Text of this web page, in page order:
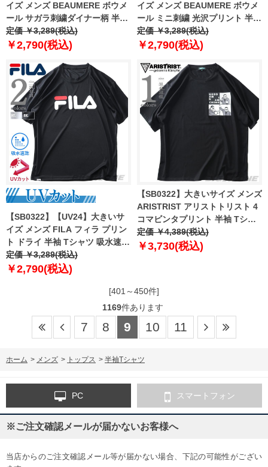
イズ メンズ BEAUMERE ボウメ
ール サガラ刺繍ダイナー柄 半袖
Tシャツ 吸水速乾 UVカット
12425072
定価 ￥3,289(税込)
￥2,790(税込)
イズ メンズ BEAUMERE ボウメ
ール ミニ刺繍 光沢プリント 半袖
Tシャツ 吸水速乾 UVカット
12425069
定価 ￥3,289(税込)
￥2,790(税込)
【SB0322】【UV24】大きいサ
イズ メンズ FILA フィラ プリン
ト ドライ 半袖 Tシャツ 吸水速乾
UVカット 419358
定価 ￥3,289(税込)
￥2,790(税込)
【SB0322】大きいサイズ メンズ
ARISTRIST アリストトリスト 4
コマビンタプリント 半袖 Tシャ
ツ 4573-300l
定価 ￥4,389(税込)
￥3,730(税込)
[401～450件]
1169件あります
7 8 9 10 11
ホーム > メンズ > トップス > 半袖Tシャツ
PC スマートフォン
※ご注文確認メールが届かないお客様へ
当店からのご注文確認メール等が届かない場合、下記の可能性がござい